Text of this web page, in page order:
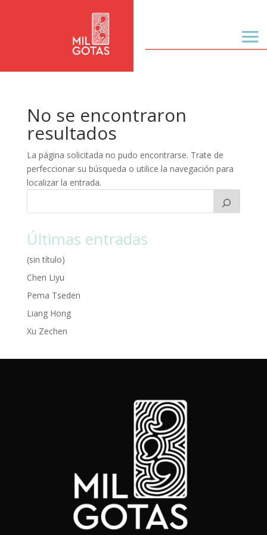
No se encontraron
resultados
La página solicitada no pudo encontrarse. Trate de
perfeccionar su búsqueda o utilice la navegación para
localizar la entrada.
Últimas entradas
(sin título)
Chen Liyu
Pema Tseden
Liang Hong
Xu Zechen